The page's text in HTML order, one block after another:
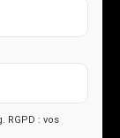
RGPD : vos